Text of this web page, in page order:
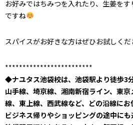
お好みではちみつを入れたり、生姜を
ですね
スパイスがお好きな方はぜひお試しくだ
*************************
◆ナユタス池袋校は、池袋駅より徒歩3
山手線、埼京線、湘南新宿ライン、東
線、東上線、西武線など、どの沿線にお
ビジネス帰りやショッピングの途中にも